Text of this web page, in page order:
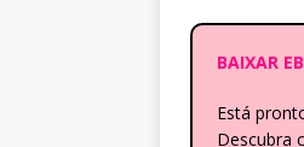
BAIXAR
Está
Descubra